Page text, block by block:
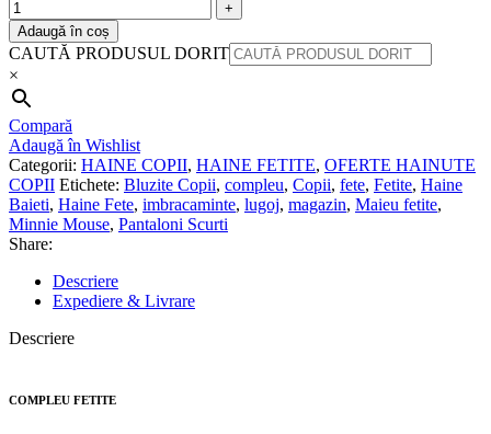
Adaugă în coș
CAUTĂ PRODUSUL DORIT
×
Compară
Adaugă în Wishlist
Categorii: HAINE COPII, HAINE FETITE, OFERTE HAINUTE
COPII Etichete: Bluzite Copii, compleu, Copii, fete, Fetite, Haine
Baieti, Haine Fete, imbracaminte, lugoj, magazin, Maieu fetite,
Minnie Mouse, Pantaloni Scurti
Share:
Descriere
Expediere & Livrare
Descriere
COMPLEU FETITE